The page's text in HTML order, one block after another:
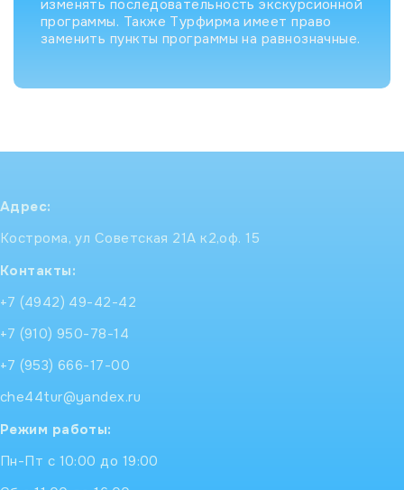
изменять последовательность экскурсионной
программы. Также Турфирма имеет право
заменить пункты программы на равнозначные.
Адрес:
Кострома, ул Советская 21А к2,оф. 15
Контакты:
+7 (4942) 49-42-42
+7 (910) 950-78-14
+7 (953) 666-17-00
che44tur@yandex.ru
Режим работы:
Пн-Пт с 10:00 до 19:00